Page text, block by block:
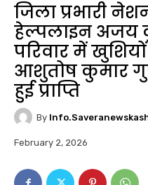
जिला प्रभारी
हेल्पलाइन अजय
परिवार में
आशुतोष कुमार
हुई प्राप्ति
By
February 2, 2026